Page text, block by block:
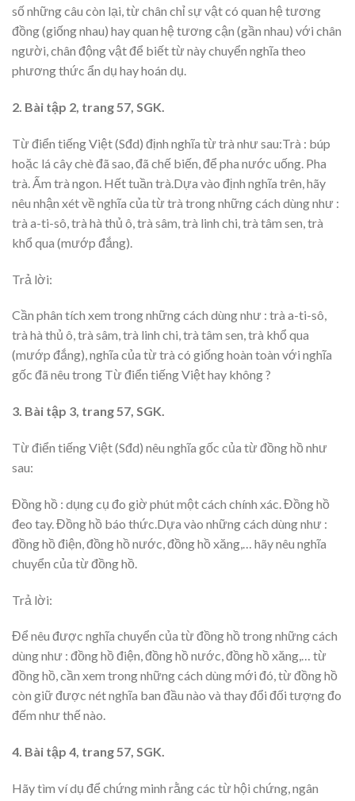
số những câu còn lại, từ chân chỉ sự vật có quan hệ tương
đồng (giống nhau) hay quan hệ tương cận (gần nhau) với chân
người, chân động vật để biết từ này chuyển nghĩa theo
phương thức ẩn dụ hay hoán dụ.
2. Bài tập 2, trang 57, SGK.
Từ điển tiếng Việt (Sđd) định nghĩa từ trà như sau:Trà : búp
hoặc lá cây chè đã sao, đã chế biến, để pha nước uống. Pha
trà. Ấm trà ngon. Hết tuần trà.Dựa vào định nghĩa trên, hãy
nêu nhận xét về nghĩa của từ trà trong những cách dùng như :
trà a-ti-sô, trà hà thủ ô, trà sâm, trà linh chi, trà tâm sen, trà
khổ qua (mướp đắng).
Trả lời:
Cần phân tích xem trong những cách dùng như : trà a-ti-sô,
trà hà thủ ô, trà sâm, trà linh chi, trà tâm sen, trà khổ qua
(mướp đắng), nghĩa của từ trà có giống hoàn toàn với nghĩa
gốc đã nêu trong Từ điển tiếng Việt hay không ?
3. Bài tập 3, trang 57, SGK.
Từ điển tiếng Việt (Sđd) nêu nghĩa gốc của từ đồng hồ như
sau:
Đồng hồ : dụng cụ đo giờ phút một cách chính xác. Đồng hồ
đeo tay. Đồng hồ báo thức.Dựa vào những cách dùng như :
đồng hồ điện, đồng hồ nước, đồng hồ xăng,… hãy nêu nghĩa
chuyển của từ đồng hồ.
Trả lời:
Để nêu được nghĩa chuyển của từ đồng hồ trong những cách
dùng như : đồng hồ điện, đồng hồ nước, đồng hồ xăng,… từ
đồng hồ, cần xem trong những cách dùng mới đó, từ đồng hồ
còn giữ được nét nghĩa ban đầu nào và thay đổi đối tượng đo
đếm như thế nào.
4. Bài tập 4, trang 57, SGK.
Hãy tìm ví dụ để chứng minh rằng các từ hội chứng, ngân